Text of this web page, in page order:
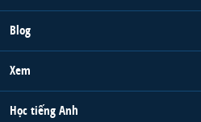
Blog
Xem
Học tiếng Anh